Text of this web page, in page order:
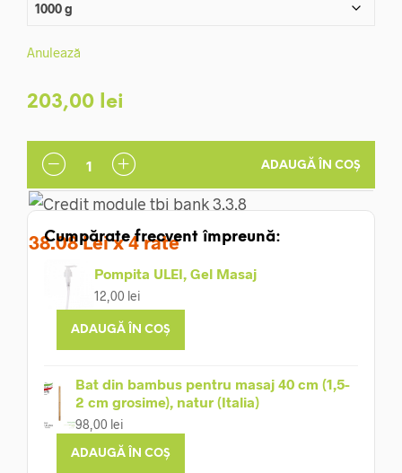
Anulează
203,00 lei
ADAUGĂ ÎN COȘ
38.08 Lei x 4 rate
Cumpărate frecvent împreună:
Pompita ULEI, Gel Masaj
12,00 lei
ADAUGĂ ÎN COȘ
Bat din bambus pentru masaj 40 cm (1,5-
2 cm grosime), natur (Italia)
98,00 lei
ADAUGĂ ÎN COȘ